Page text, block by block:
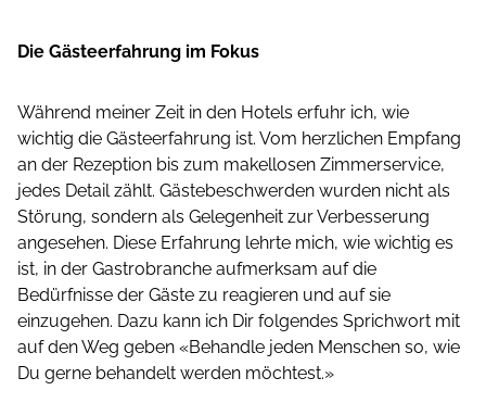
Die Gästeerfahrung im Fokus
Während meiner Zeit in den Hotels erfuhr ich, wie
wichtig die Gästeerfahrung ist. Vom herzlichen Empfang
an der Rezeption bis zum makellosen Zimmerservice,
jedes Detail zählt. Gästebeschwerden wurden nicht als
Störung, sondern als Gelegenheit zur Verbesserung
angesehen. Diese Erfahrung lehrte mich, wie wichtig es
ist, in der Gastrobranche aufmerksam auf die
Bedürfnisse der Gäste zu reagieren und auf sie
einzugehen. Dazu kann ich Dir folgendes Sprichwort mit
auf den Weg geben «Behandle jeden Menschen so, wie
Du gerne behandelt werden möchtest.»